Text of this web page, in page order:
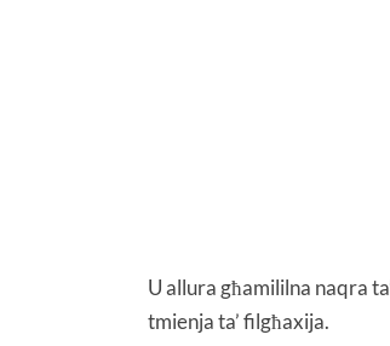
U allura għamililna naqra
tmienja ta’ filgħaxija.